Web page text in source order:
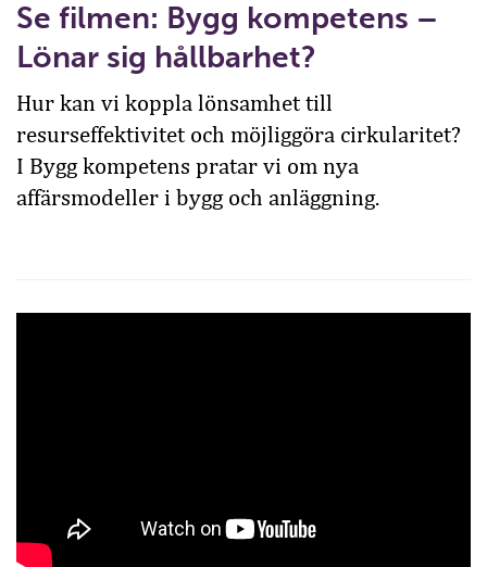
Se filmen: Bygg kompetens –
Lönar sig hållbarhet?
Hur kan vi koppla lönsamhet till
resurseffektivitet och möjliggöra cirkularitet?
I Bygg kompetens pratar vi om nya
affärsmodeller i bygg och anläggning.